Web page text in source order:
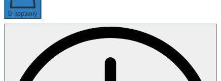
В корзину